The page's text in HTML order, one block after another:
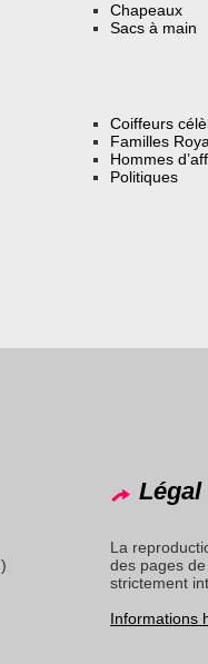
Chapeaux
Sacs à main
Coiffeurs
Familles
Hommes
Politiques
Légal
La
des pages
strictement
Informations